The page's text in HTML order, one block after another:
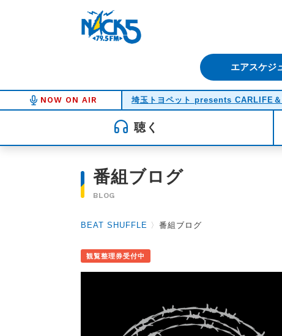
エアスケジ
NOW ON AIR 埼玉トヨペット presents CARLIFE
聴く
番組ブログ
BLOG
BEAT SHUFFLE 〉 番組ブログ
観覧整理券受付中